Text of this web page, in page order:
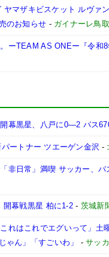
ヤマザキビスケット ルヴ
のお知らせ - ガイナーレ鳥取
ーTEAM AS ONEー『令和
開幕黒星、八戸に0―2 パス
ートナー ツエーゲン金沢 -
非日常」満喫 サッカー、
開幕戦黒星 柏に1-2- 茨城新
これはこれでエグいって」
ゃん」「すごいわ」
-サッ